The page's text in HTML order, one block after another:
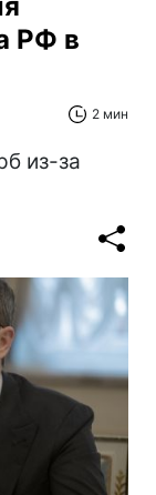
РФ в
2 мин
из-за